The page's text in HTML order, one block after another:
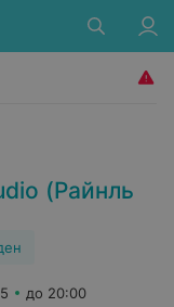
(Райнль
до 20:00